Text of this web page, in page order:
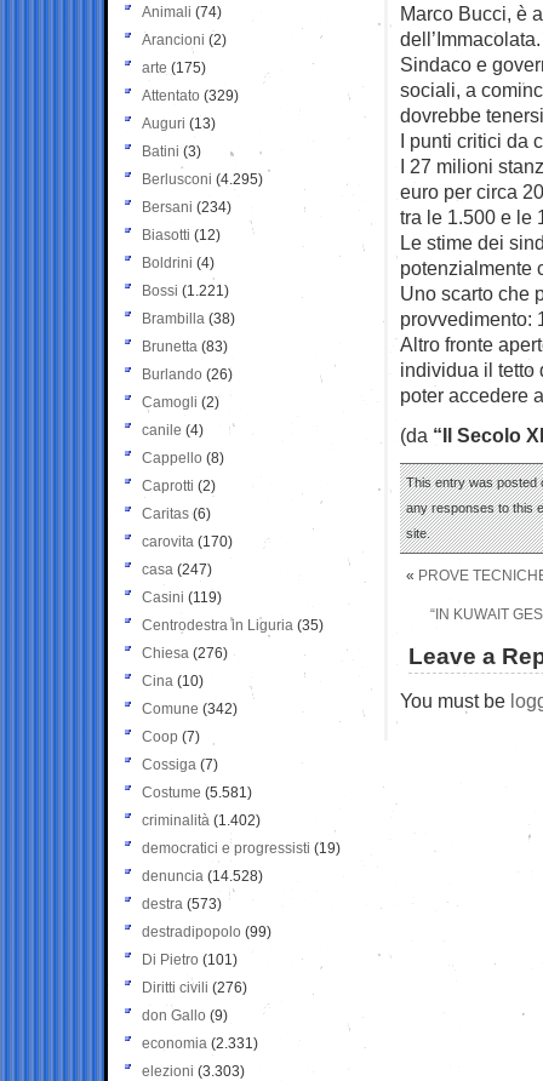
Marco Bucci, è
dell’Immacolata.
Sindaco e
sociali, a
dovrebbe
I punti critici da
I 27 milioni
euro per circa
tra le 1.500 e le
Le stime dei
potenzialmente
Uno scarto che
provvedimento:
Altro fronte
individua il tetto
poter accedere
(da “Il Secolo
This entry was posted
any responses to this
site.
« PROVE
“IN KUWAIT
Leave a
You must be
Animali (74)
Arancioni (2)
arte (175)
Attentato (329)
Auguri (13)
Batini (3)
Berlusconi (4.295)
Bersani (234)
Biasotti (12)
Boldrini (4)
Bossi (1.221)
Brambilla (38)
Brunetta (83)
Burlando (26)
Camogli (2)
canile (4)
Cappello (8)
Caprotti (2)
Caritas (6)
carovita (170)
casa (247)
Casini (119)
Centrodestra in Liguria (35)
Chiesa (276)
Cina (10)
Comune (342)
Coop (7)
Cossiga (7)
Costume (5.581)
criminalità (1.402)
democratici e progressisti (19)
denuncia (14.528)
destra (573)
destradipopolo (99)
Di Pietro (101)
Diritti civili (276)
don Gallo (9)
economia (2.331)
elezioni (3.303)